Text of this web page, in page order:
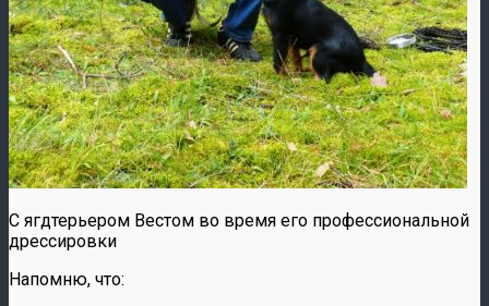
С ягдтерьером Вестом во время его профессиональной
дрессировки
Напомню, что: